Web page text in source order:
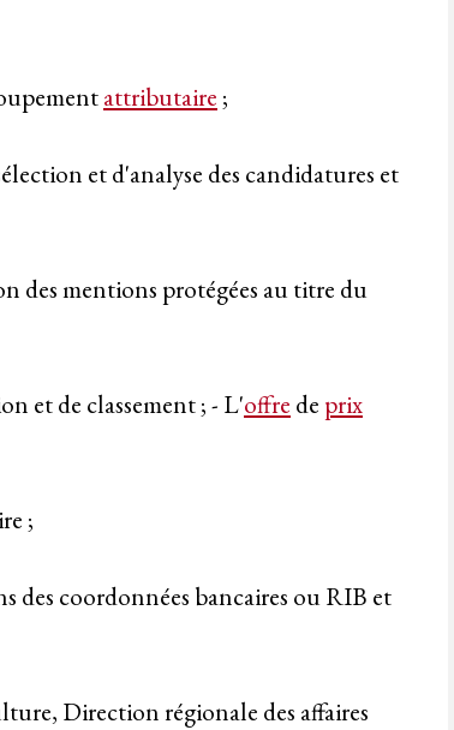
attributaire ;
et d'analyse des candidatures et
des mentions protégées au titre du
et de classement ; - L'offre de prix
;
des coordonnées bancaires ou RIB et
Direction régionale des affaires